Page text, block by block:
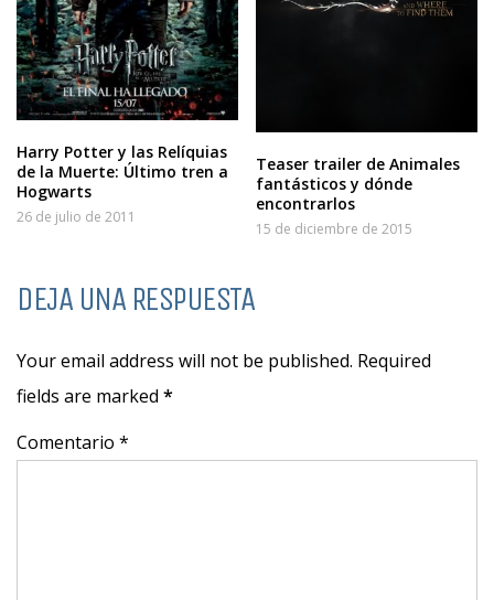
Harry Potter y las Relíquias
de la Muerte: Último tren a
Hogwarts
26 de julio de 2011
Teaser trailer de Animales
fantásticos y dónde
encontrarlos
15 de diciembre de 2015
DEJA UNA RESPUESTA
Your email address will not be published. Required
fields are marked *
Comentario *